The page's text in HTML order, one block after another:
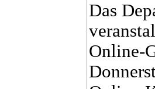
Das
Online-